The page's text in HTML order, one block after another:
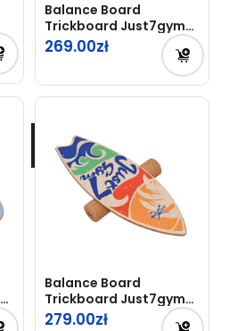
Balance Board
Trickboard Just7gym
Stripes
269.00
Balance Board
Trickboard Just7gym
Beach
279.00